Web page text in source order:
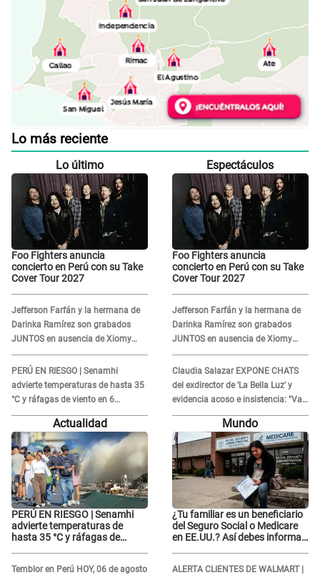
Lo más reciente
Lo último
Foo Fighters anuncia
concierto en Perú con su Take
Cover Tour 2027
Jefferson Farfán y la hermana de
Darinka Ramírez son grabados
JUNTOS en ausencia de Xiomy
Kanashiro: "Siempre va
acompañada..."
PERÚ EN RIESGO | Senamhi
advierte temperaturas de hasta 35
°C y ráfagas de viento en 6
regiones del país
Espectáculos
Foo Fighters anuncia
concierto en Perú con su Take
Cover Tour 2027
Jefferson Farfán y la hermana de
Darinka Ramírez son grabados
JUNTOS en ausencia de Xiomy
Kanashiro: "Siempre va
acompañada..."
Claudia Salazar EXPONE CHATS
del exdirector de 'La Bella Luz' y
evidencia acoso e insistencia: "Vas
a estar conmigo, no pasa nada"
Actualidad
PERÚ EN RIESGO | Senamhi
advierte temperaturas de
hasta 35 °C y ráfagas de
Temblor en Perú HOY, 06 de agosto
Mundo
¿Tu familiar es un beneficiario
del Seguro Social o Medicare
en EE.UU.? Así debes informar
ALERTA CLIENTES DE WALMART |